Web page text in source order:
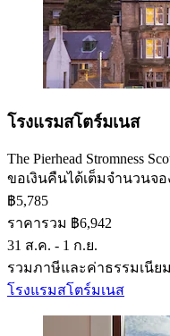
โรงแรมสโตร์มเนส
The Pierhead Stromness
ขอเงินคืนได้เต็มจำนวนจ
฿5,785
ราคารวม ฿6,942
31 ส.ค. - 1 ก.ย.
รวมภาษีและค่าธรรมเนียม
โรงแรมสโตร์มเนส